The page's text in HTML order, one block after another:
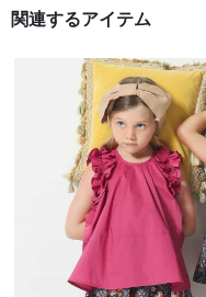
関連するアイテム